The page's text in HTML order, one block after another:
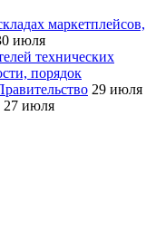
маркетплейсов,
июля
технических
порядок
29 июля
27 июля